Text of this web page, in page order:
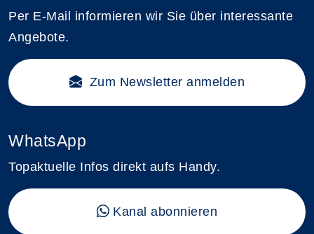
Per E-Mail informieren wir Sie über interessante
Angebote.
Zum Newsletter anmelden
WhatsApp
Topaktuelle Infos direkt aufs Handy.
Kanal abonnieren